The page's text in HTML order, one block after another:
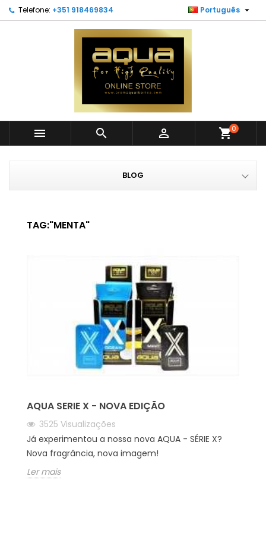
Telefone: +351 918469834 Português 
   shopping_cart0
BLOG
TAG:"MENTA"
AQUA SERIE X - NOVA EDIÇÃO
3525 Visualizações
Já experimentou a nossa nova AQUA - SÉRIE X?
Nova fragrância, nova imagem!
Ler mais